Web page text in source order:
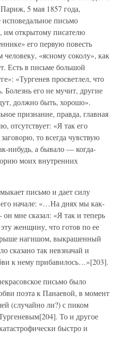
5 мая 1857 года,
письмо
им открытому писателю
его первую повесть
«ясному соколу», как
Есть в письме большой
«Тургенев просветлел, что
Болезнь его не мучит, другие
должно быть, хорошо».
признание, правда, главная
отсутствует: «Я так его
то всегда чувствую
нибудь, а бывало — когда-
моих внутренних
письмо и дает силу
начале: «…На днях мы как-
мне сказал: «Я так и теперь
женщину, что готов по ее
нагишом, выкрашенный
сказано так невзначай и
к нему прибавилось…»[203].
письмо было
поэта к Панаевой, в момент
(случайно ли?) с пиком
То и другое
быстро и